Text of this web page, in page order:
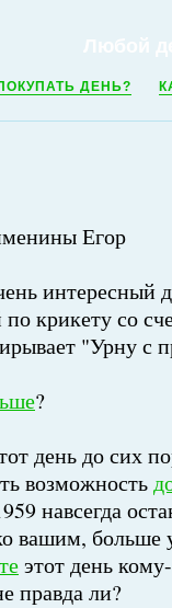
ДЕНЬ?
Егор
интересный
по крикету со
"Урну с
?
день до сих
возможность
навсегда
вашим,
этот день
правда ли?